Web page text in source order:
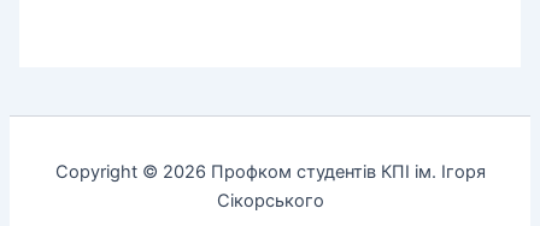
Copyright © 2026 Профком студентів КПІ ім. Ігоря
Сікорського